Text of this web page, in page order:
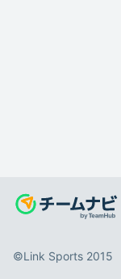
©️Link Sports 2015